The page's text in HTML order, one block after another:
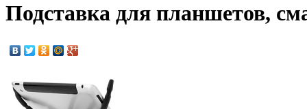
Подставка для планшетов,